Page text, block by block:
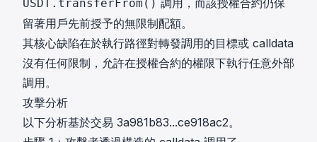
USDT.transferFrom() 調用，而該授權合約仍保
留著用戶先前授予的無限制配額。
其核心缺陷在於執行路徑對轉發調用的目標或 calldata
沒有任何限制，允許在授權合約的權限下執行任意外部
調用。
攻擊分析
以下分析基於交易 3a981b83...ce918ac2。